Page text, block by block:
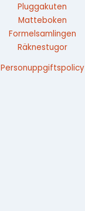
Pluggakuten
Matteboken
Formelsamlingen
Räknestugor
Personuppgiftspolicy